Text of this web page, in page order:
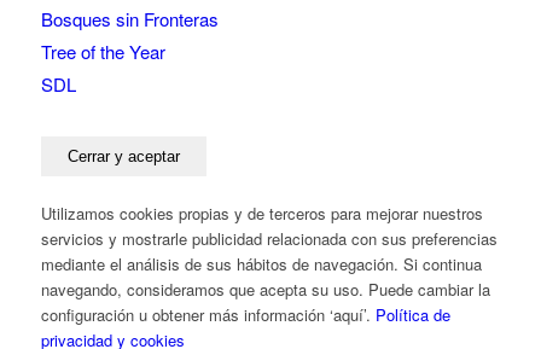
Bosques sin Fronteras
Tree of the Year
SDL
Utilizamos cookies propias y de terceros para mejorar nuestros
servicios y mostrarle publicidad relacionada con sus preferencias
mediante el análisis de sus hábitos de navegación. Si continua
navegando, consideramos que acepta su uso. Puede cambiar la
configuración u obtener más información ‘aquí’. Política de
privacidad y cookies